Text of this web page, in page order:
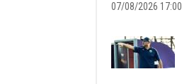
07/08/2026 17:00